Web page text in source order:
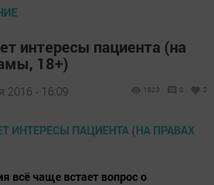
интересы пациента (на
18+)
2016 - 16:09 1623 0 0
всё чаще встает вопрос о